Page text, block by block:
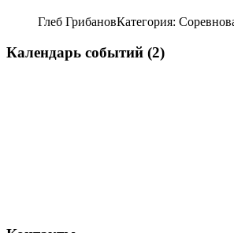
Глеб ГрибановКатегория:
Календарь событий (2)